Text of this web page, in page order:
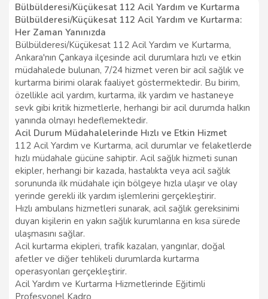
Bülbülderesi/Küçükesat 112 Acil Yardım ve Kurtarma
Bülbülderesi/Küçükesat 112 Acil Yardım ve Kurtarma:
Her Zaman Yanınızda
Bülbülderesi/Küçükesat 112 Acil Yardım ve Kurtarma,
Ankara'nın Çankaya ilçesinde acil durumlara hızlı ve etkin
müdahalede bulunan, 7/24 hizmet veren bir acil sağlık ve
kurtarma birimi olarak faaliyet göstermektedir. Bu birim,
özellikle acil yardım, kurtarma, ilk yardım ve hastaneye
sevk gibi kritik hizmetlerle, herhangi bir acil durumda halkın
yanında olmayı hedeflemektedir.
Acil Durum Müdahalelerinde Hızlı ve Etkin Hizmet
112 Acil Yardım ve Kurtarma, acil durumlar ve felaketlerde
hızlı müdahale gücüne sahiptir. Acil sağlık hizmeti sunan
ekipler, herhangi bir kazada, hastalıkta veya acil sağlık
sorununda ilk müdahale için bölgeye hızla ulaşır ve olay
yerinde gerekli ilk yardım işlemlerini gerçekleştirir.
Hızlı ambulans hizmetleri sunarak, acil sağlık gereksinimi
duyan kişilerin en yakın sağlık kurumlarına en kısa sürede
ulaşmasını sağlar.
Acil kurtarma ekipleri, trafik kazaları, yangınlar, doğal
afetler ve diğer tehlikeli durumlarda kurtarma
operasyonları gerçekleştirir.
Acil Yardım ve Kurtarma Hizmetlerinde Eğitimli
Profesyonel Kadro